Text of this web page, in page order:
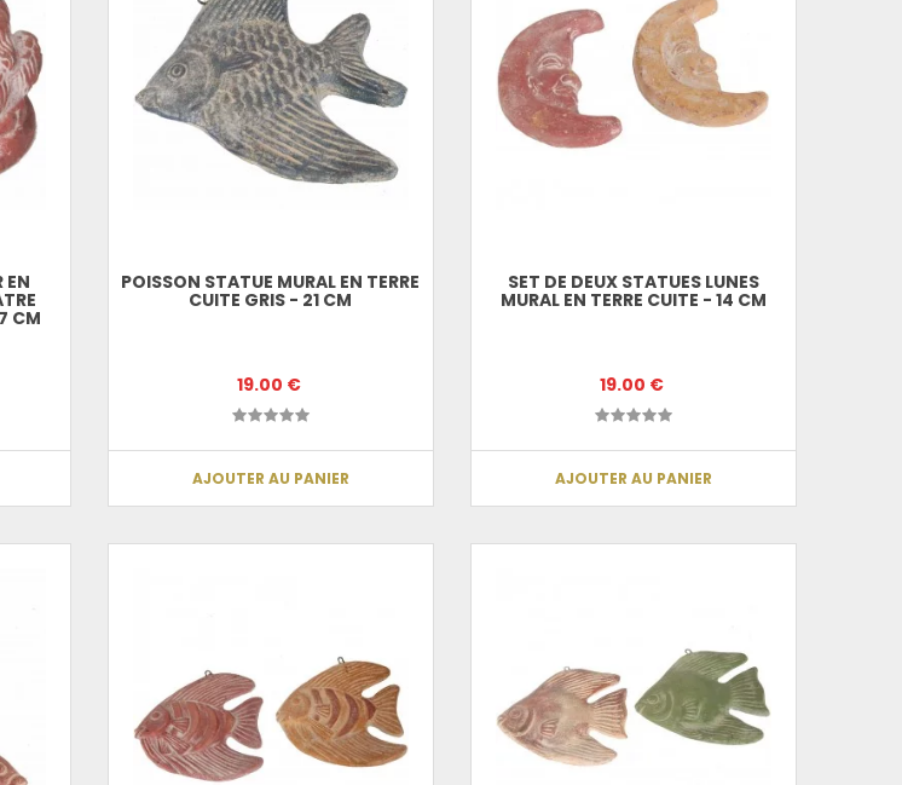
EN
CM
POISSON STATUE MURAL EN TERRE
CUITE GRIS - 21 CM
19.00 €
AJOUTER AU PANIER
SET DE DEUX STATUES LUNES
MURAL EN TERRE CUITE - 14 CM
19.00 €
AJOUTER AU PANIER